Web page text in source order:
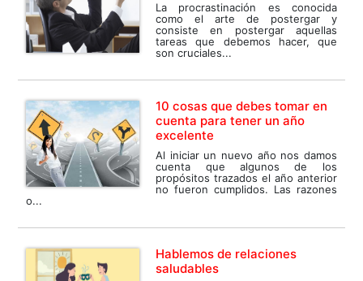
La procrastinación es conocida
como el arte de postergar y
consiste en postergar aquellas
tareas que debemos hacer, que
son cruciales...
10 cosas que debes tomar en
cuenta para tener un año
excelente
Al iniciar un nuevo año nos damos
cuenta que algunos de los
propósitos trazados el año anterior
no fueron cumplidos. Las razones
o...
Hablemos de relaciones
saludables